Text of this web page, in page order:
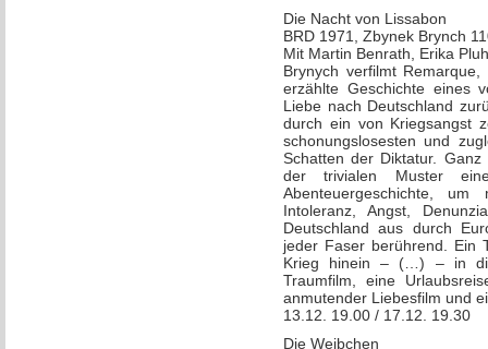
Die Nacht von Lissabon
BRD 1971, Zbynek Brynch
Mit Martin Benrath, Erika
Brynych verfilmt
erzählte Geschichte eines
Liebe nach Deutschland
durch ein von Kriegsangst
schonungslosesten und
Schatten der Diktatur.
der trivialen Muster
Abenteuergeschichte,
Intoleranz, Angst,
Deutschland aus durch
jeder Faser berührend. Ein
Krieg hinein – (…) – in
Traumfilm, eine
anmutender Liebesfilm und
13.12. 19.00 / 17.12. 19.30
Die Weibchen